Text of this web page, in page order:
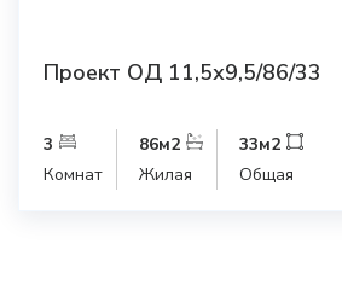
Проект ОД 11,5х9,5/86/33
3
Комнат
86м2
Жилая
33м2
Общая